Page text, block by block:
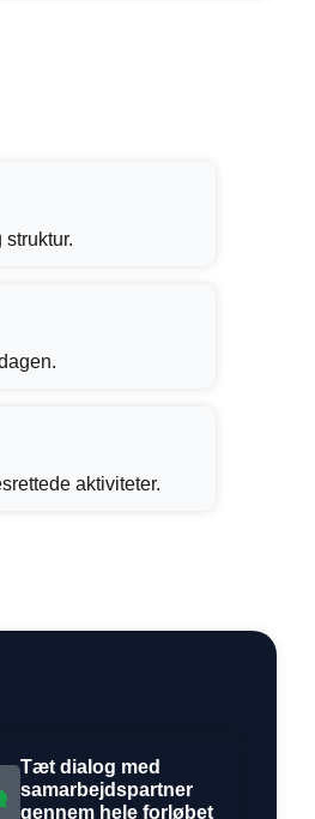
aktiviteter.
Tæt dialog med
samarbejdspartner
gennem hele forløbet